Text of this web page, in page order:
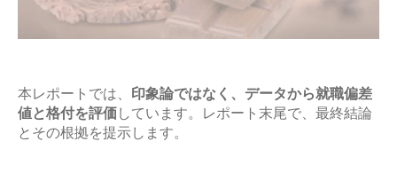
本レポートでは、 印象論ではなく、データから就職偏差
値と格付を評価しています。レポート末尾で、最終結論
とその根拠を提示します。